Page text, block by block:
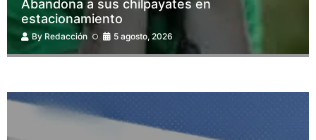
Abandona a sus chilpayates en
estacionamiento
By Redacción 5 agosto, 2026